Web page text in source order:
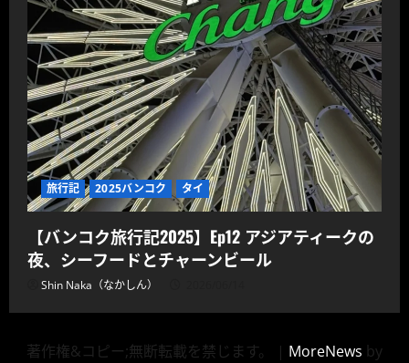
旅行記 2025バンコク タイ
【バンコク旅行記2025】Ep12 アジアティークの
夜、シーフードとチャーンビール
Shin Naka（なかしん）
著作権&コピー;無断転載を禁じます。 | MoreNews by